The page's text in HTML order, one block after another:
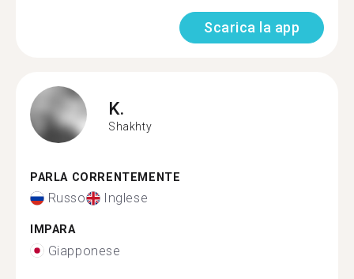
Scarica la app
K.
Shakhty
PARLA CORRENTEMENTE
Russo Inglese
IMPARA
Giapponese